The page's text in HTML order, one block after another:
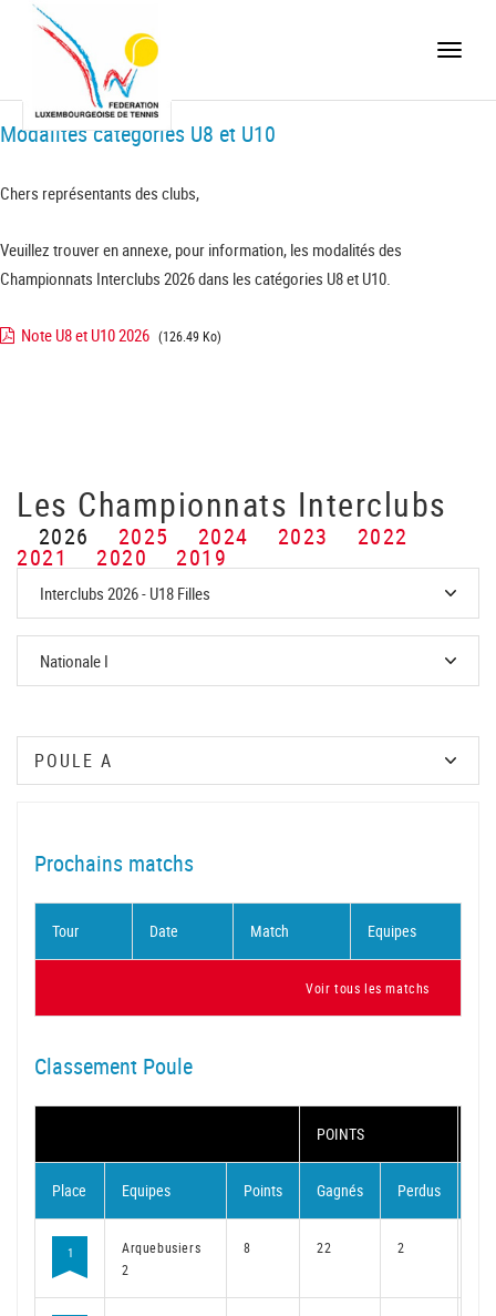
Toggle
Modalités catégories U8 et U10
Chers représentants des clubs,
Veuillez trouver en annexe, pour information, les modalités des
Championnats Interclubs 2026 dans les catégories U8 et U10.
Note U8 et U10 2026 (126.49 Ko)
Les Championnats Interclubs
2026 2025 2024 2023 2022
2021 2020 2019
Prochains matchs
Tour Date Match Equipes
Voir tous les matchs
Classement Poule
POINTS
Place Equipes Points Gagnés Perdus
1
Arquebusiers
2
8 22 2